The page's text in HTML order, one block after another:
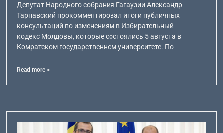
Депутат Народного собрания Гагаузии Александр
Тарнавский прокомментировал итоги публичных
консультаций по изменениям в Избирательный
кодекс Молдовы, которые состоялись 5 августа в
Комратском государственном университете. По
Read more >